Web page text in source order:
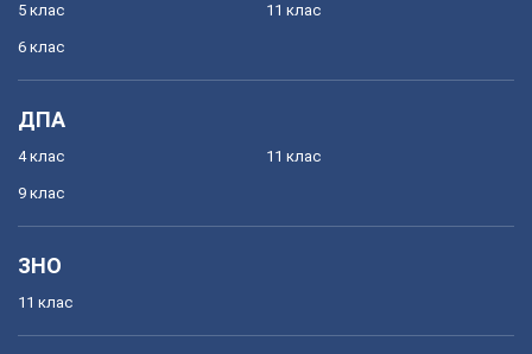
5 клас
6 клас
11 клас
ДПА
4 клас
9 клас
11 клас
ЗНО
11 клас